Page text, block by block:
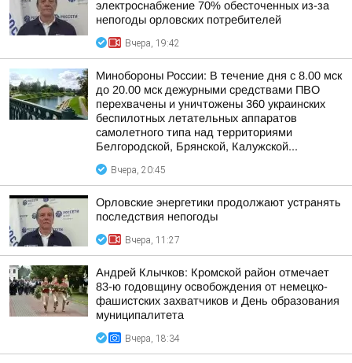
электроснабжение 70% обесточенных из-за
непогоды орловских потребителей
Вчера, 19:42
Минобороны России: В течение дня с 8.00 мск
до 20.00 мск дежурными средствами ПВО
перехвачены и уничтожены 360 украинских
беспилотных летательных аппаратов
самолетного типа над территориями
Белгородской, Брянской, Калужской...
Вчера, 20:45
Орловские энергетики продолжают устранять
последствия непогоды
Вчера, 11:27
Андрей Клычков: Кромской район отмечает
83-ю годовщину освобождения от немецко-
фашистских захватчиков и День образования
муниципалитета
Вчера, 18:34